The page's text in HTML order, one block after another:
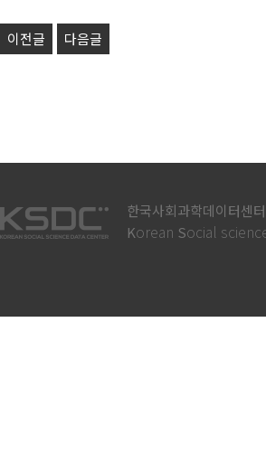
이전글 다음글
한국사회과학데이터센터
Korean Social